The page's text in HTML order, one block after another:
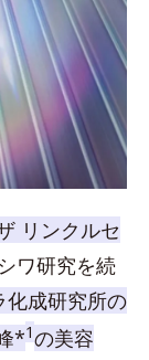
リンクルセ
ワ研究を続
化成研究所の
*1の美容